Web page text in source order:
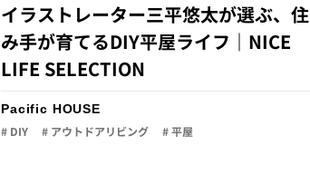
イラストレーター三平悠太が選ぶ、住
み手が育てるDIY平屋ライフ｜NICE
LIFE SELECTION
Pacific HOUSE
# DIY # アウトドアリビング # 平屋